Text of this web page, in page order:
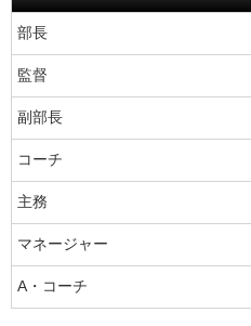
部長
監督
副部長
コーチ
主務
マネージャー
A・コーチ